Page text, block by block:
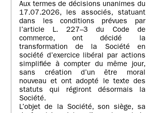
Aux termes de décisions unanimes du
17.07.2026, les associés, statuant
dans les conditions prévues par
l’article L. 227–3 du Code de
commerce, ont décidé la
transformation de la Société en
société d’exercice libéral par actions
simplifiée à compter du même jour,
sans création d’un être moral
nouveau et ont adopté le texte des
statuts qui régiront désormais la
Société.
L’objet de la Société, son siège, sa